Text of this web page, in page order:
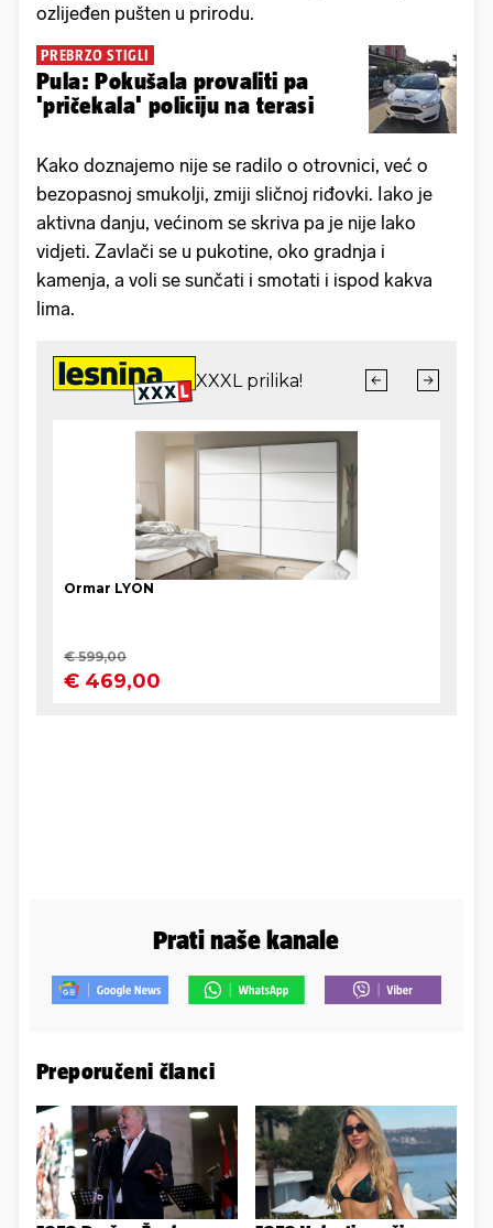
ozlijeđen pušten u prirodu.
PREBRZO STIGLI
Pula: Pokušala provaliti pa
'pričekala' policiju na terasi
Kako doznajemo nije se radilo o otrovnici, već o
bezopasnoj smukolji, zmiji sličnoj riđovki. Iako je
aktivna danju, većinom se skriva pa je nije lako
vidjeti. Zavlači se u pukotine, oko gradnja i
kamenja, a voli se sunčati i smotati i ispod kakva
lima.
Prati naše kanale
Preporučeni članci